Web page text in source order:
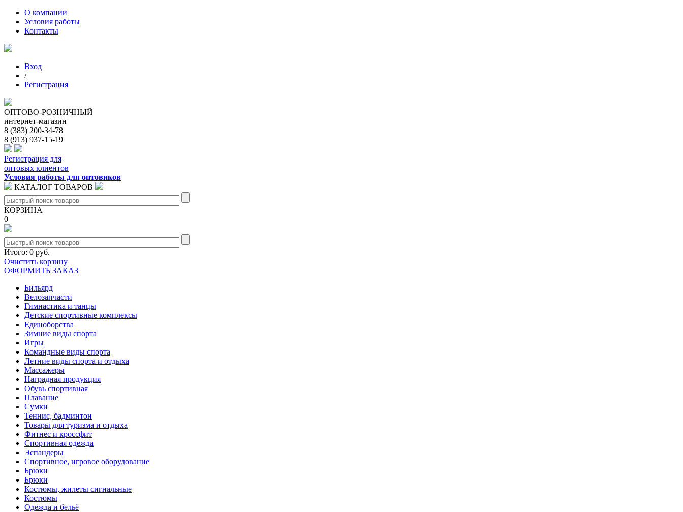
О компании
Условия работы
Контакты
Вход
/
Регистрация
ОПТОВО-РОЗНИЧНЫЙ
интернет-магазин
8 (383) 200-34-78
8 (913) 937-15-19
Регистрация для
оптовых клиентов
Условия работы для оптовиков
КАТАЛОГ ТОВАРОВ
КОРЗИНА
0
Итого: 0 руб.
Очистить корзину
ОФОРМИТЬ ЗАКАЗ
Бильярд
Велозапчасти
Гимнастика и танцы
Детские спортивные комплексы
Единоборства
Зимние виды спорта
Игры
Командные виды спорта
Летние виды спорта и отдыха
Массажеры
Наградная продукция
Обувь спортивная
Плавание
Сумки
Теннис, бадминтон
Товары для туризма и отдыха
Фитнес и кроссфит
Спортивная одежда
Эспандеры
Спортивное, игровое оборудование
Брюки
Брюки
Костюмы, жилеты сигнальные
Костюмы
Одежда и бельё